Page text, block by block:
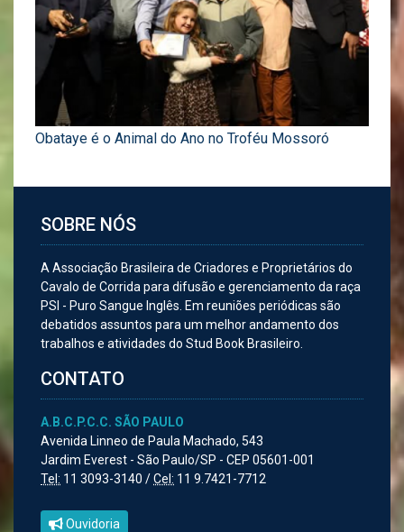
Obataye é o Animal do Ano no Troféu Mossoró
SOBRE NÓS
A Associação Brasileira de Criadores e Proprietários do
Cavalo de Corrida para difusão e gerenciamento da raça
PSI - Puro Sangue Inglês. Em reuniões periódicas são
debatidos assuntos para um melhor andamento dos
trabalhos e atividades do Stud Book Brasileiro.
CONTATO
A.B.C.P.C.C. SÃO PAULO
Avenida Linneo de Paula Machado, 543
Jardim Everest - São Paulo/SP - CEP 05601-001
Tel: 11 3093-3140 /Cel: 11 9.7421-7712
Ouvidoria